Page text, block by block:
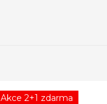
Akce 2+1 zdarma